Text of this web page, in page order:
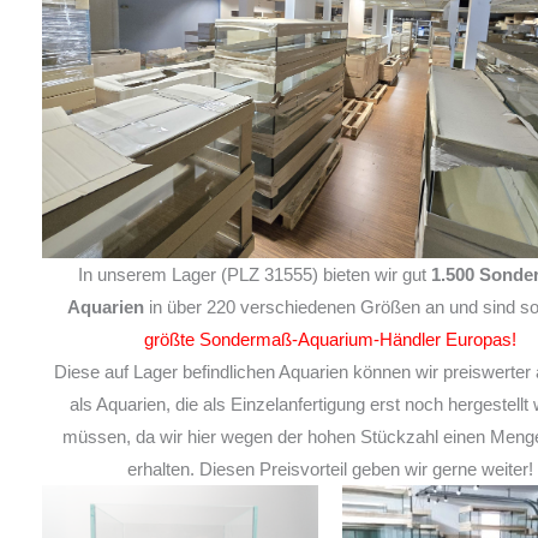
In unserem Lager (PLZ 31555) bieten wir gut 1.500
Aquarien in über 220 verschiedenen Größen an und sind
größte Sondermaß-Aquarium-Händler Europas!
Diese auf Lager befindlichen Aquarien können wir preiswerter
als Aquarien, die als Einzelanfertigung erst noch hergestellt
müssen, da wir hier wegen der hohen Stückzahl einen
erhalten. Diesen Preisvorteil geben wir gerne weiter!